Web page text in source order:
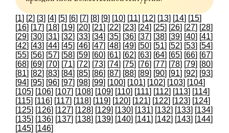
[1] [2] [3] [4] [5] [6] [7] [8] [9] [10] [11] [12] [13] [14] [15]
[16] [17] [18] [19] [20] [21] [22] [23] [24] [25] [26] [27] [28]
[29] [30] [31] [32] [33] [34] [35] [36] [37] [38] [39] [40] [41]
[42] [43] [44] [45] [46] [47] [48] [49] [50] [51] [52] [53] [54]
[55] [56] [57] [58] [59] [60] [61] [62] [63] [64] [65] [66] [67]
[68] [69] [70] [71] [72] [73] [74] [75] [76] [77] [78] [79] [80]
[81] [82] [83] [84] [85] [86] [87] [88] [89] [90] [91] [92] [93]
[94] [95] [96] [97] [98] [99] [100] [101] [102] [103] [104]
[105] [106] [107] [108] [109] [110] [111] [112] [113] [114]
[115] [116] [117] [118] [119] [120] [121] [122] [123] [124]
[125] [126] [127] [128] [129] [130] [131] [132] [133] [134]
[135] [136] [137] [138] [139] [140] [141] [142] [143] [144]
[145] [146]